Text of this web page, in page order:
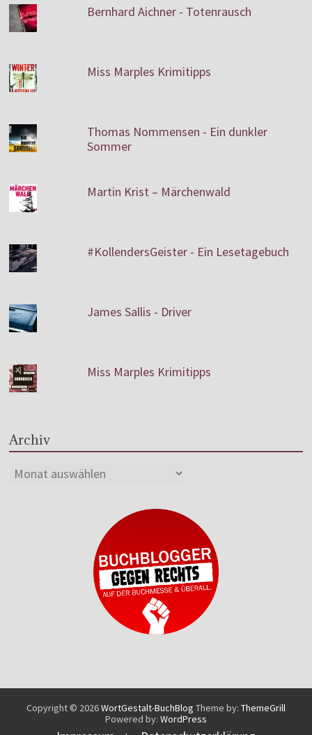
Bernhard Aichner - Totenrausch
Miss Marples Krimitipps
Thomas Nommensen - Ein dunkler
Sommer
Martin Krist – Märchenwald
#KollendersGeister - Ein Lesetagebuch
James Sallis - Driver
Miss Marples Krimitipps
Archiv
Copyright © 2026WortGestalt-BuchBlog Theme by: ThemeGrill
Powered by: WordPress